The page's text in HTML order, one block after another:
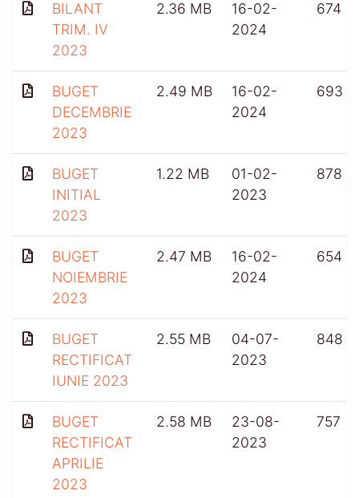
BILANT
TRIM. IV
2023
2.36 MB
16-02-
2024
674
BUGET
DECEMBRIE
2023
2.49 MB
16-02-
2024
693
BUGET
INITIAL
2023
1.22 MB
01-02-
2023
878
BUGET
NOIEMBRIE
2023
2.47 MB
16-02-
2024
654
BUGET
RECTIFICAT
IUNIE 2023
2.55 MB
04-07-
2023
848
BUGET
RECTIFICAT
APRILIE
2023
2.58 MB
23-08-
2023
757